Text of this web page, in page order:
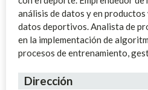
análisis de datos y en
datos deportivos. Analista de
en la implementación de
procesos de entrenamiento,
Dirección